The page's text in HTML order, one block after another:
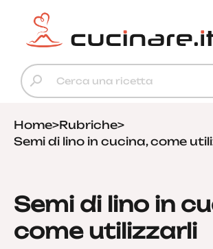
Home>Rubriche>
Semi di lino in cucina, come
Semi di lino in
come utilizzarli